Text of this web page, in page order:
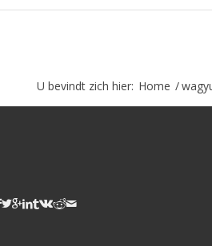
U bevindt zich hier: Home /